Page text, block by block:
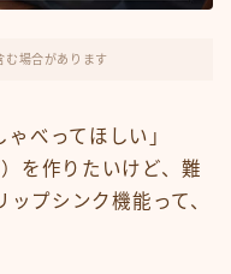
む場合があります
べってほしい」
を作りたいけど、難
プシンク機能って、